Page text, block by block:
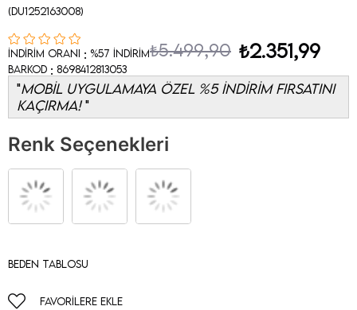
(DU1252163008)
İndirim Oranı : %57 İndirim₺5.499,90 ₺2.351,99
Barkod : 8698412813053
MOBİL UYGULAMAYA ÖZEL %5 İNDİRİM FIRSATINI
KAÇIRMA!
Renk Seçenekleri
Beden Tablosu
FAVORILERE EKLE